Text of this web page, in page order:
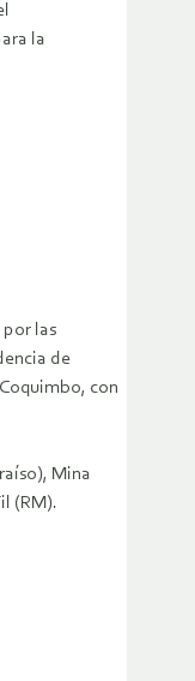
la
las
de
con
Mina
(RM).